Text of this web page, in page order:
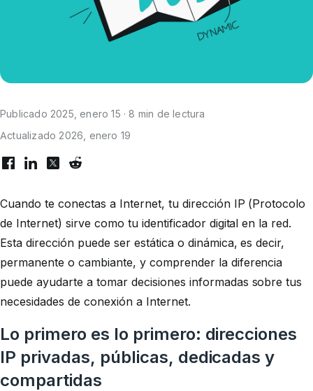
Publicado 2025, enero 15 · 8 min de lectura
Actualizado 2026, enero 19
Cuando te conectas a Internet, tu dirección IP (Protocolo
de Internet) sirve como tu identificador digital en la red.
Esta dirección puede ser estática o dinámica, es decir,
permanente o cambiante, y comprender la diferencia
puede ayudarte a tomar decisiones informadas sobre tus
necesidades de conexión a Internet.
Lo primero es lo primero: direcciones
IP privadas, públicas, dedicadas y
compartidas